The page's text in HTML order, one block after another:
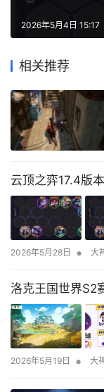
2026年5月4日 15:17
相关推荐
云顶之弈17.4版
2026年5月28日 • 大
洛克王国世界S2
2026年5月19日 • 大